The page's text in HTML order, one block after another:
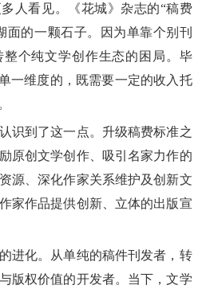
看见。《花城》杂志的“稿费
面的一颗石子。因为单靠个别刊
个纯文学创作生态的困局。毕
一维度的，既需要一定的收入托
到了这一点。升级稿费标准之
原创文学创作、吸引名家力作的
源、深化作家关系维护及创新文
家作品提供创新、立体的出版宣
化。从单纯的稿件刊发者，转
版权价值的开发者。当下，文学